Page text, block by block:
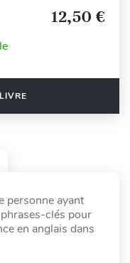
12,50 €
personne ayant
clés pour
en anglais dans